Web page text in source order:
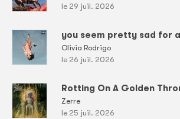
le 29 juil. 2026
you seem pretty sad for
Olivia Rodrigo
le 26 juil. 2026
Rotting On A Golden
Zerre
le 25 juil. 2026